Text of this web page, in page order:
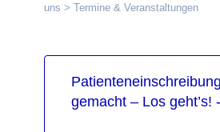
uns > Termine & Veranstaltungen
gemacht – Los geht’s!